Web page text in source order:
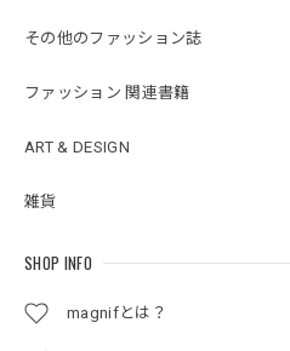
その他のファッション誌
ファッション 関連書籍
ART & DESIGN
雑貨
SHOP INFO
magnifとは？